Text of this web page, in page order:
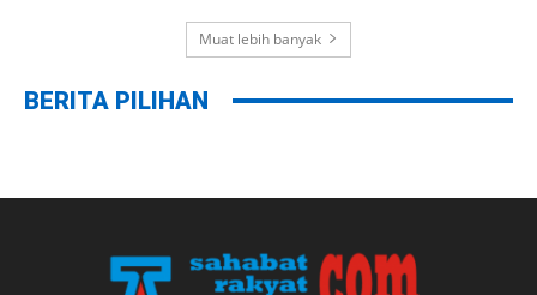
Muat lebih banyak
BERITA PILIHAN